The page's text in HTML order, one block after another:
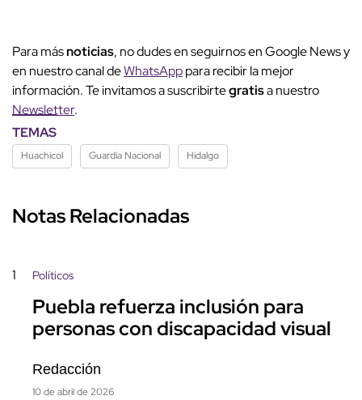
Para másnoticias, no dudes en seguirnos en Google News y
en nuestro canal deWhatsApppara recibir la mejor
información. Te invitamos a suscribirtegratisa nuestro
Newsletter.
TEMAS
Huachicol Guardia Nacional Hidalgo
Notas Relacionadas
1 Políticos
Puebla refuerza inclusión para
personas con discapacidad visual
Redacción
10 de abril de 2026